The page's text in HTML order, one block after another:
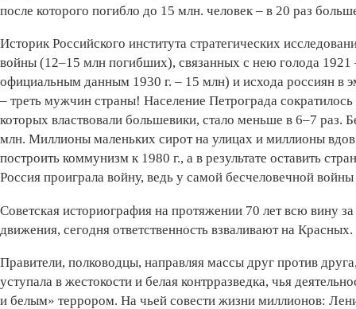
после которого погибло до 15 млн. человек – в 20 раз
Историк Российского института стратегических
войны (12–15 млн погибших), связанных с нею голода
официальным данным 1930 г. – 15 млн) и исхода россиян в
– треть мужчин страны! Население Петрограда
которых властвовали большевики, стало меньше в 6–7 раз.
млн. Миллионы маленьких сирот на улицах и миллионы
построить коммунизм к 1980 г., а в результате оставить
Россия проиграла войну, ведь у самой бесчеловечной
Советская историография на протяжении 70 лет всю вину
движения, сегодня ответственность взваливают на Красных.
Правители, полководцы, направляя массы друг против
уступала в жестокости и белая контрразведка, чья
и белым» террором. На чьей совести жизни миллионов: